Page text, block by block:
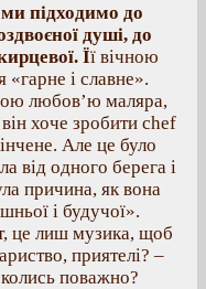
підходимо до
душі, до
Її вічною
і славне».
любов’ю маляра,
хоче зробити chef
Але це було
від одного берега і
причина, як вона
і будучої».
це лиш музика, щоб
приятелі? –
поважно?